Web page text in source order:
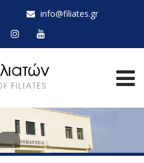
info@filiates.gr